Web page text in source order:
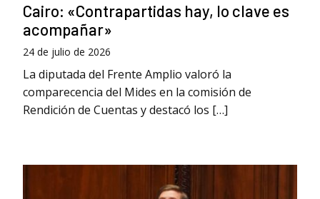
Cairo: «Contrapartidas hay, lo clave es
acompañar»
24 de julio de 2026
La diputada del Frente Amplio valoró la
comparecencia del Mides en la comisión de
Rendición de Cuentas y destacó los […]